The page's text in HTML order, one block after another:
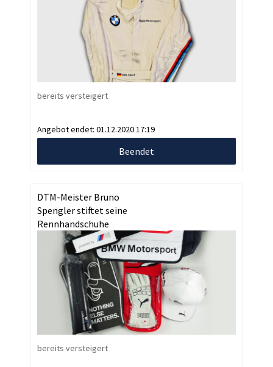
bereits versteigert
Angebot endet: 01.12.2020 17:19
Beendet
DTM-Meister Bruno
Spengler stiftet seine
Rennhandschuhe
bereits versteigert